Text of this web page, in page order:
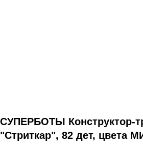
СУПЕРБОТЫ Конструктор-
"Стриткар", 82 дет, цвета